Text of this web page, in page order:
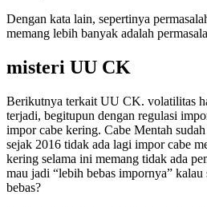
Dengan kata lain, sepertinya
memang lebih banyak adalah
misteri UU CK
Berikutnya terkait UU CK. volatilitas
terjadi, begitupun dengan regulasi
impor cabe kering. Cabe Mentah
sejak 2016 tidak ada lagi impor cabe
kering selama ini memang tidak ada
mau jadi “lebih bebas impornya” kalau
bebas?